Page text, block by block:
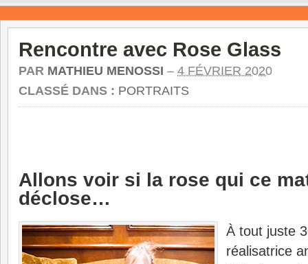
Rencontre avec Rose Glass
PAR MATHIEU MENOSSI – 4 FÉVRIER 2020
CLASSÉ DANS : PORTRAITS
Allons voir si la rose qui ce
déclose…
À tout juste
réalisatrice